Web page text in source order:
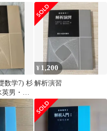
数学7) 杉
英男・金
¥ 1,200
解析演習